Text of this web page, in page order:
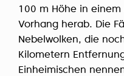
100 m Höhe in
Vorhang herab. Die
Nebelwolken, die
Kilometern
Einheimischen